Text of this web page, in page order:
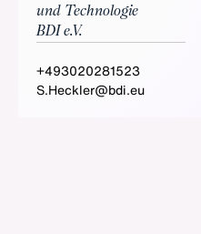
und Technologie
BDI e.V.
+493020281523
S.Heckler@bdi.eu